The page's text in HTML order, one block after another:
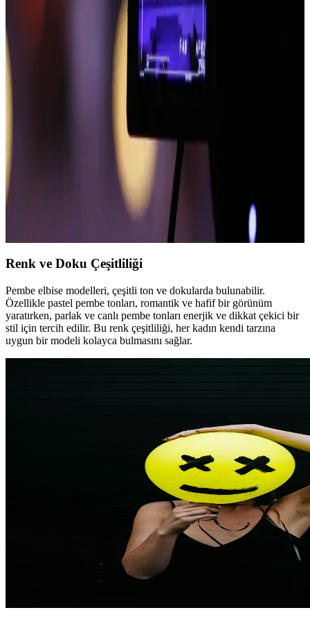
Zara'nın tüylü ceketleri, şıklık ve konforu bir arada sunar. Farklı
tasarım ve renk seçenekleriyle her tarz ve mevsime uygun, sıcak
tutan hafif modelleriyle dikkat çeker.
Mini Elbise Trendleri ve Stil İpuçları: Güncel
Modellerle Şıklığa Ulaşın
kadınların gardrobunda önemli yer tutuyor. Şıklık ve rahatlığı bir
arada yakalamak için detaylara dikkat edin.
Deri Mini Etekler: Moda Trendleri ve Stil
İpuçlarıyla Şıklığınızı Yükseltin
Deri mini etekler, çok yönlü kullanımı ve şık duruşuyla modern
kadınların favorisi. Kalite, stil ve kombinasyon önerileriyle kendinizi
Renk ve Doku Çeşitliliği
Pembe elbise modelleri, çeşitli ton ve dokularda bulunabilir.
Özellikle pastel pembe tonları, romantik ve hafif bir görünüm
yaratırken, parlak ve canlı pembe tonları enerjik ve dikkat çekici bir
stil için tercih edilir. Bu renk çeşitliliği, her kadın kendi tarzına
uygun bir modeli kolayca bulmasını sağlar.